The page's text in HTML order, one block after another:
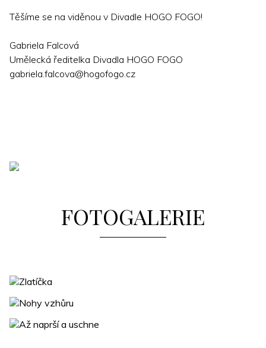
Těšíme se na viděnou v Divadle HOGO FOGO!
Gabriela Falcová
Umělecká ředitelka Divadla HOGO FOGO
gabriela.falcova@hogofogo.cz
FOTOGALERIE